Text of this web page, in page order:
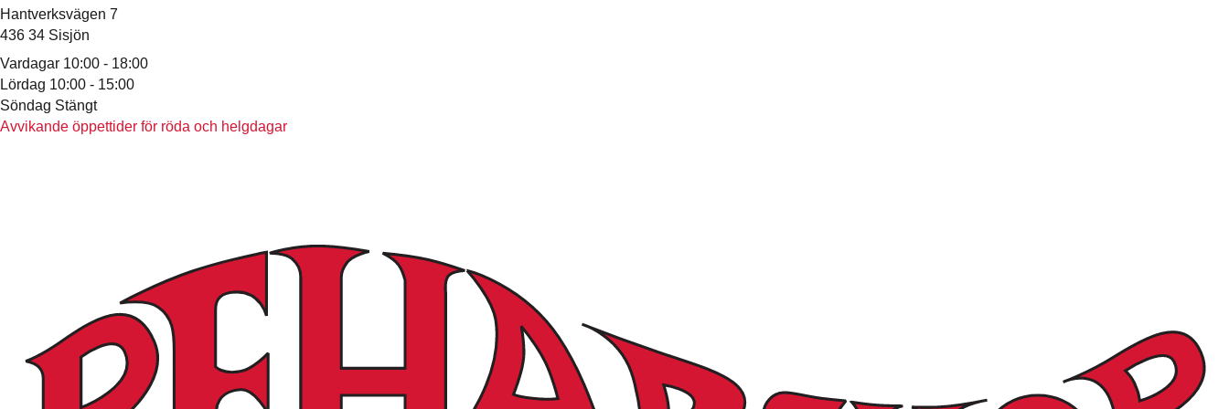
Hantverksvägen 7
436 34 Sisjön
Vardagar 10:00 - 18:00
Lördag 10:00 - 15:00
Söndag Stängt
Avvikande öppettider för röda och helgdagar